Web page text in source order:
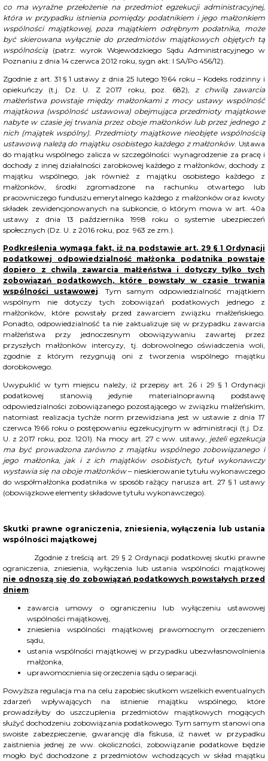
co ma wyraźne przełożenie na przedmiot egzekucji administracyjnej,
która w przypadku istnienia pomiędzy podatnikiem i jego małżonkiem
wspólności majątkowej, poza majątkiem odrębnym podatnika, może
być skierowana wyłącznie do przedmiotów majątkowych objętych tą
wspólnością (patrz: wyrok Wojewódzkiego Sądu Administracyjnego w
Poznaniu z dnia 14 czerwca 2012 roku, sygn akt: I SA/Po 456/12).
Zgodnie z art. 31 § 1 ustawy z dnia 25 lutego 1964 roku – Kodeks rodzinny i
opiekuńczy (t.j. Dz. U. Z 2017 roku, poz. 682),z chwilą zawarcia
małżeństwa powstaje między małżonkami z mocy ustawy wspólność
majątkowa (wspólność ustawowa) obejmująca przedmioty majątkowe
nabyte w czasie jej trwania przez oboje małżonków lub przez jednego z
nich (majątek wspólny). Przedmioty majątkowe nieobjęte wspólnością
ustawową należą do majątku osobistego każdego z małżonków. Ustawa
do majątku wspólnego zalicza w szczególności: wynagrodzenie za pracę i
dochody z innej działalności zarobkowej każdego z małżonków, dochody z
majątku wspólnego, jak również z majątku osobistego każdego z
małżonków, środki zgromadzone na rachunku otwartego lub
pracowniczego funduszu emerytalnego każdego z małżonków oraz kwoty
składek zewidencjonowanych na subkoncie, o którym mowa w art. 40a
ustawy z dnia 13 października 1998 roku o systemie ubezpieczeń
społecznych (Dz. U. z 2016 roku, poz. 963 ze zm.).
Podkreślenia wymaga fakt, iż na podstawie art. 29 § 1 Ordynacji
podatkowej odpowiedzialność małżonka podatnika powstaje
dopiero z chwilą zawarcia małżeństwa i dotyczy tylko tych
zobowiązań podatkowych, które powstały w czasie trwania
wspólności ustawowej. Tym samym odpowiedzialność majątkiem
wspólnym nie dotyczy tych zobowiązań podatkowych jednego z
małżonków, które powstały przed zawarciem związku małżeńskiego.
Ponadto, odpowiedzialność ta nie zaktualizuje się w przypadku zawarcia
małżeństwa przy jednoczesnym obowiązywaniu zawartej przez
przyszłych małżonków intercyzy, tj. dobrowolnego oświadczenia woli,
zgodnie z którym rezygnują oni z tworzenia wspólnego majątku
dorobkowego.
Uwypuklić w tym miejscu należy, iż przepisy art. 26 i 29 § 1 Ordynacji
podatkowej stanowią jedynie materialnoprawną podstawę
odpowiedzialności zobowiązanego pozostającego w związku małżeńskim,
natomiast realizacja tychże norm przewidziana jest w ustawie z dnia 17
czerwca 1966 roku o postępowaniu egzekucyjnym w administracji (t.j. Dz.
U. z 2017 roku, poz. 1201). Na mocy art. 27 c ww. ustawy, jeżeli egzekucja
ma być prowadzona zarówno z majątku wspólnego zobowiązanego i
jego małżonka, jak i z ich majątków osobistych, tytuł wykonawczy
wystawia się na oboje małżonków– nieskierowanie tytułu wykonawczego
do współmałżonka podatnika w sposób rażący narusza art. 27 § 1 ustawy
(obowiązkowe elementy składowe tytułu wykonawczego).
Skutki prawne ograniczenia, zniesienia, wyłączenia lub ustania
wspólności majątkowej
Zgodnie z treścią art. 29 § 2 Ordynacji podatkowej skutki prawne
ograniczenia, zniesienia, wyłączenia lub ustania wspólności majątkowej
nie odnoszą się do zobowiązań podatkowych powstałych przed
dniem:
zawarcia umowy o ograniczeniu lub wyłączeniu ustawowej
wspólności majątkowej,
zniesienia wspólności majątkowej prawomocnym orzeczeniem
sądu,
ustania wspólności majątkowej w przypadku ubezwłasnowolnienia
małżonka,
uprawomocnienia się orzeczenia sądu o separacji.
Powyższa regulacja ma na celu zapobiec skutkom wszelkich ewentualnych
zdarzeń wpływających na istnienie majątku wspólnego, które
prowadziłyby do uszczuplenia przedmiotów majątkowych mogących
służyć dochodzeniu zobowiązania podatkowego. Tym samym stanowi ona
swoiste zabezpieczenie, gwarancję dla fiskusa, iż nawet w przypadku
zaistnienia jednej ze ww. okoliczności, zobowiązanie podatkowe będzie
mogło być dochodzone z przedmiotów wchodzących w skład majątku